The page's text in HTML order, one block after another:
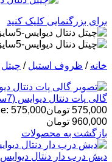
برای بزرگنمایی کلیک کنید
خانه / ظروف استیل / چیتل
گالی پات دنتال دیوایس (7سایز)
575,000 تومان
960,000 تومان
بازگشت به محصولات
دیش درب دار دنتال دیوایس